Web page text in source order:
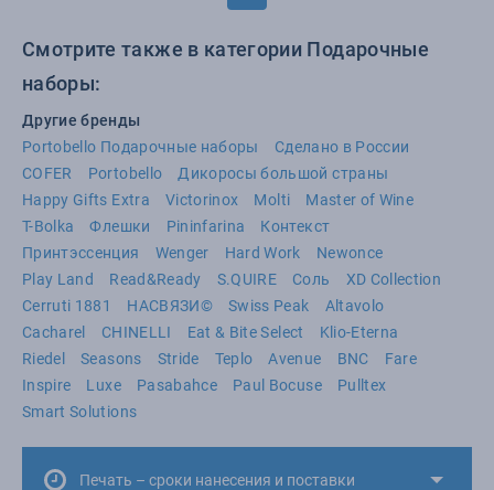
Смотрите также в категории Подарочные
наборы:
Другие бренды
Portobello Подарочные наборы
Сделано в России
COFER
Portobello
Дикоросы большой страны
Happy Gifts Extra
Victorinox Molti
Master of Wine
T-Bolka
Флешки Pininfarina
Контекст
Принтэссенция
Wenger Hard Work
Newonce
Play Land
Read&Ready S.QUIRE Соль
XD Collection
Cerruti 1881
НАСВЯЗИ© Swiss Peak
Altavolo
Cacharel
CHINELLI Eat & Bite Select
Klio-Eterna
Riedel
Seasons Stride Teplo Avenue BNC
Fare
Inspire
Luxe Pasabahce Paul Bocuse
Pulltex
Smart Solutions
Печать – сроки нанесения и поставки